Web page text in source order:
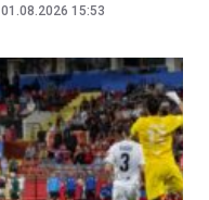
01.08.2026 15:53